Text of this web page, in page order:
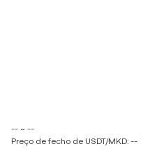
-- ~ --
Preço de fecho de USDT/MKD: --